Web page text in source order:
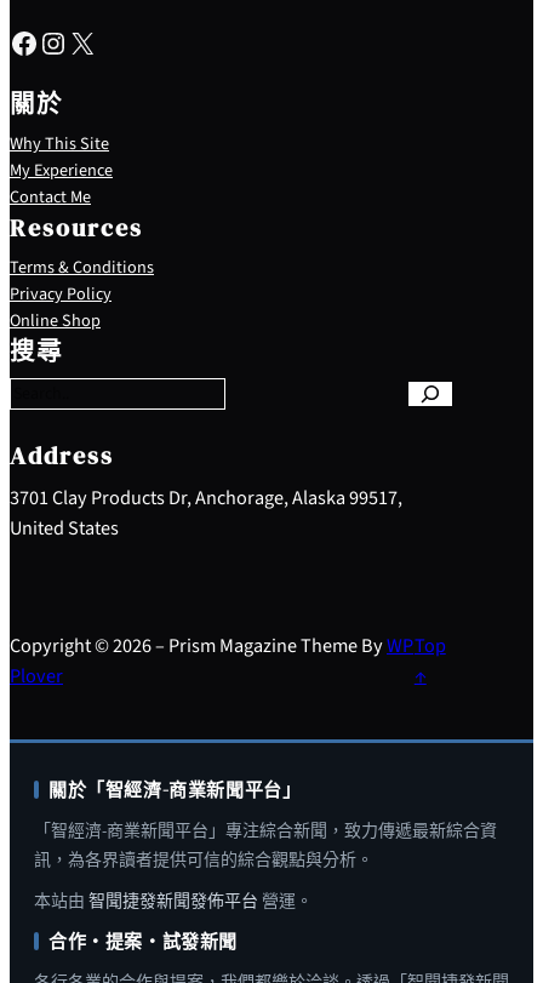
Facebook Instagram X
關於
Why This Site
My Experience
Contact Me
Resources
Terms & Conditions
Privacy Policy
Online Shop
搜尋
S
e
a
c
h
Address
3701 Clay Products Dr, Anchorage, Alaska 99517,
United States
Copyright © 2026 – Prism Magazine Theme ByWP
Plover
Top
↑
關於「智經濟-商業新聞平台」
「智經濟-商業新聞平台」專注綜合新聞，致力傳遞最新綜合資
訊，為各界讀者提供可信的綜合觀點與分析。
本站由 智聞捷發新聞發佈平台 營運。
合作・提案・試發新聞